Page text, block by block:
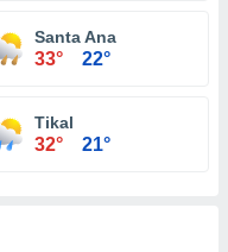
Santa Ana
33° 22°
Tikal
32° 21°